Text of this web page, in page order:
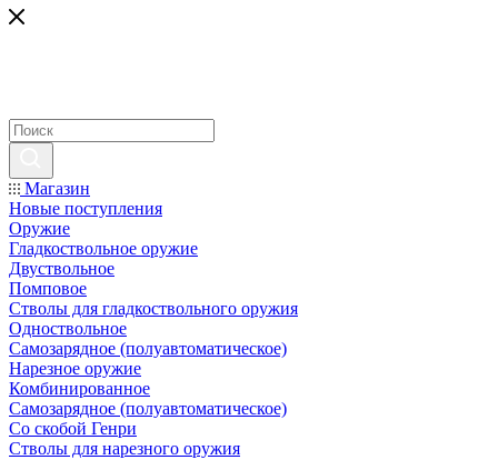
Магазин
Новые поступления
Оружие
Гладкоствольное оружие
Двуствольное
Помповое
Стволы для гладкоствольного оружия
Одноствольное
Самозарядное (полуавтоматическое)
Нарезное оружие
Комбинированное
Самозарядное (полуавтоматическое)
Со скобой Генри
Стволы для нарезного оружия